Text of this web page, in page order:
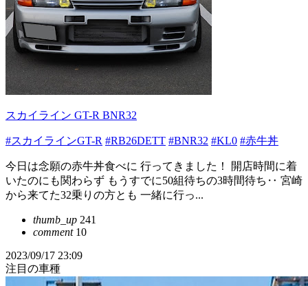
スカイライン GT-R BNR32
#スカイラインGT-R #RB26DETT #BNR32 #KL0 #赤牛丼
今日は念願の赤牛丼食べに 行ってきました！ 開店時間に着
いたのにも関わらず もうすでに50組待ちの3時間待ち‥ 宮崎
から来てた32乗りの方とも 一緒に行っ...
thumb_up 241
comment10
2023/09/17 23:09
注目の車種